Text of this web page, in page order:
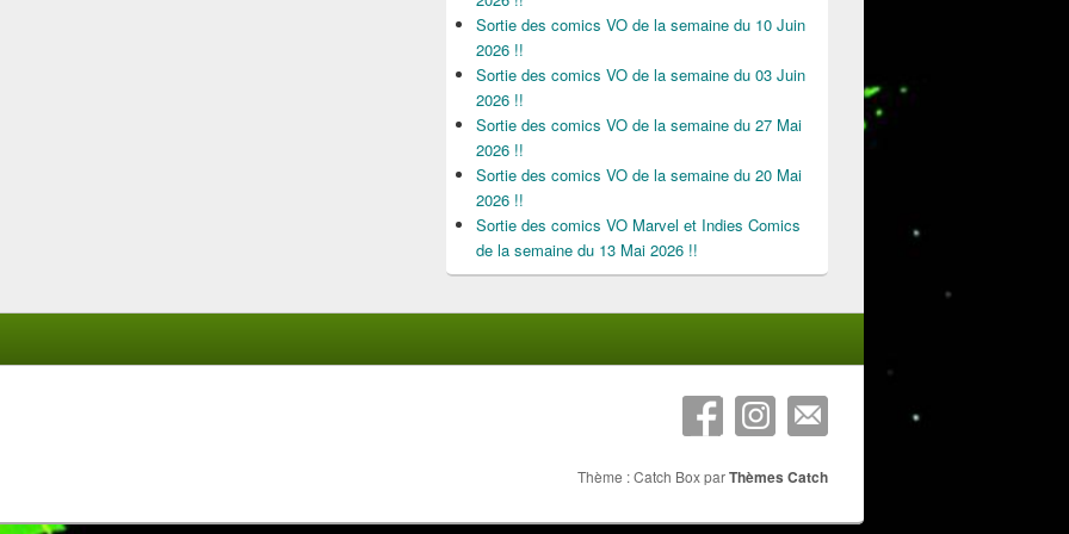
Sortie des comics VO de la semaine du 10 Juin
2026 !!
Sortie des comics VO de la semaine du 03 Juin
2026 !!
Sortie des comics VO de la semaine du 27 Mai
2026 !!
Sortie des comics VO de la semaine du 20 Mai
2026 !!
Sortie des comics VO Marvel et Indies Comics
de la semaine du 13 Mai 2026 !!
Thème : Catch Box parThèmes Catch